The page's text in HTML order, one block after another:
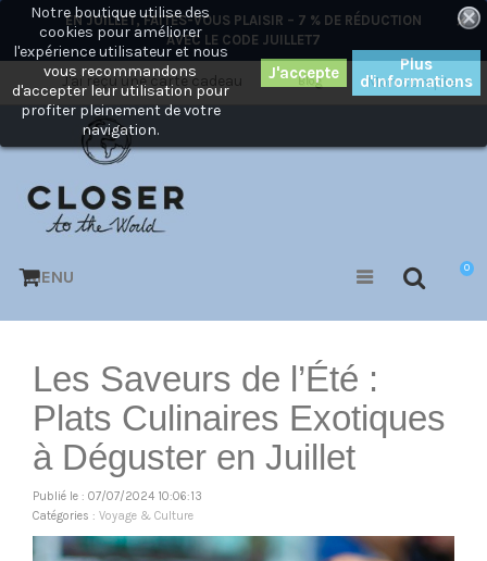
EN JUILLET, FAITES-VOUS PLAISIR – 7 % DE RÉDUCTION
AVEC LE CODE JUILLET7
×
Mon compte
Blog
J'ai reçu une carte cadeau
0
MENU
Notre boutique utilise des
cookies pour améliorer
l'expérience utilisateur et nous
vous recommandons
d'accepter leur utilisation pour
profiter pleinement de votre
navigation.
Plus
d'informations
Les Saveurs de l’Été :
Plats Culinaires Exotiques
à Déguster en Juillet
Publié le : 07/07/2024 10:06:13
Catégories : Voyage & Culture